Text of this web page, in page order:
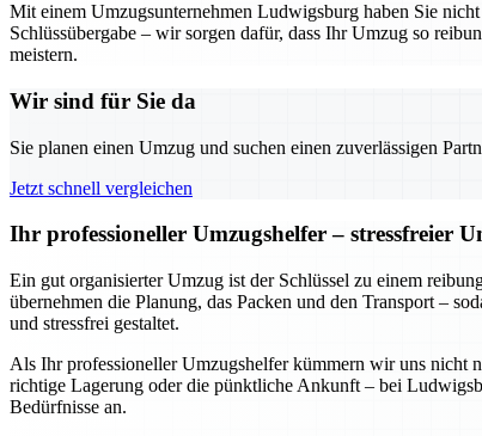
Mit einem Umzugsunternehmen Ludwigsburg haben Sie
Schlüssübergabe – wir sorgen dafür, dass Ihr Umzug so
meistern.
Wir sind für Sie da
Sie planen einen Umzug und suchen einen zuverlässigen
Jetzt schnell vergleichen
Ihr professioneller Umzugshelfer – stressfreier
Ein gut organisierter Umzug ist der Schlüssel zu einem
übernehmen die Planung, das Packen und den Transport –
und stressfrei gestaltet.
Als Ihr professioneller Umzugshelfer kümmern wir uns nicht
richtige Lagerung oder die pünktliche Ankunft – bei
Bedürfnisse an.